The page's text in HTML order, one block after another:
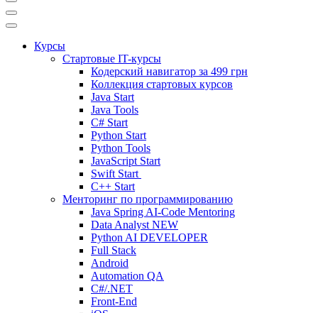
Курсы
Стартовые IT-курсы
Кодерский навигатор за 499 грн
Коллекция стартовых курсов
Java Start
Java Tools
C# Start
Python Start
Python Tools
JavaScript Start
Swift Start
C++ Start
Менторинг по программированию
Java Spring AI-Code Mentoring
Data Analyst NEW
Python AI DEVELOPER
Full Stack
Android
Automation QA
C#/.NET
Front-End